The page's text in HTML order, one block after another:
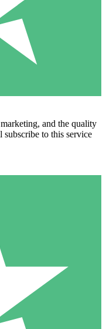
and the quality
to this service